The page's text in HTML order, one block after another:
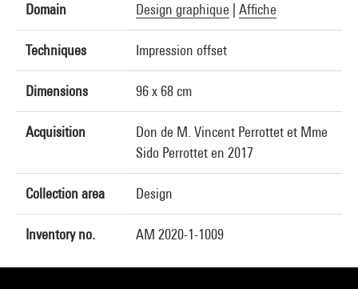
Domain Design graphique Affiche
Techniques Impression offset
Dimensions 96 x 68 cm
Acquisition
Don de M. Vincent Perrottet et Mme
Sido Perrottet en 2017
Collection area Design
Inventory no. AM 2020-1-1009